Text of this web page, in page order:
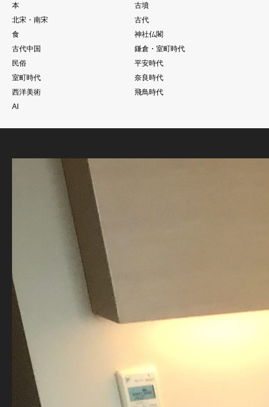
本
古墳
北宋・南宋
古代
食
神社仏閣
古代中国
鎌倉・室町時代
民俗
平安時代
室町時代
奈良時代
西洋美術
飛鳥時代
AI